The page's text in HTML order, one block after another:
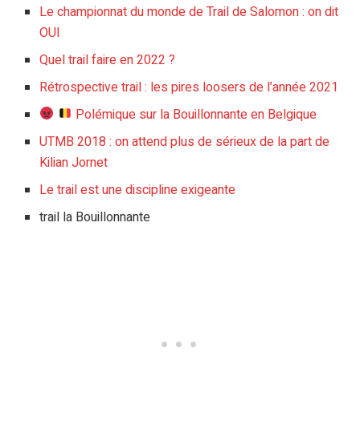
Le championnat du monde de Trail de Salomon : on dit
OUI
Quel trail faire en 2022 ?
Rétrospective trail : les pires loosers de l’année 2021
Polémique sur la Bouillonnante en Belgique
UTMB 2018 : on attend plus de sérieux de la part de
Kilian Jornet
Le trail est une discipline exigeante
trail la Bouillonnante